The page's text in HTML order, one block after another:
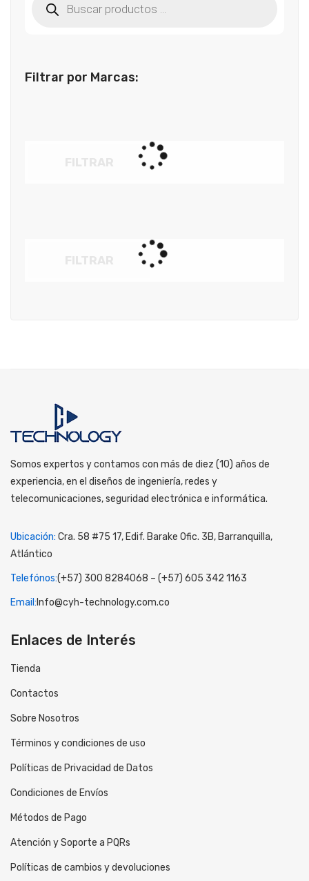
productos
Filtrar por Marcas:
Somos expertos y contamos con más de diez (10) años de
experiencia, en el diseños de ingeniería, redes y
telecomunicaciones, seguridad electrónica e informática.
Ubicación: Cra. 58 #75 17, Edif. Barake Ofic. 3B, Barranquilla,
Atlántico
Telefónos:(+57) 300 8284068 – (+57) 605 342 1163
Email: Info@cyh-technology.com.co
Enlaces de Interés
Tienda
Contactos
Sobre Nosotros
Términos y condiciones de uso
Políticas de Privacidad de Datos
Condiciones de Envíos
Métodos de Pago
Atención y Soporte a PQRs
Políticas de cambios y devoluciones